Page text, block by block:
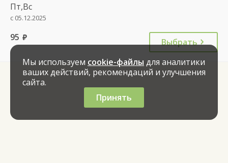
Пт,Вс
с 05.12.2025
95 руб.
Выбрать
Мы используем cookie-файлы для аналитики
ваших действий, рекомендаций и улучшения
сайта.
Принять